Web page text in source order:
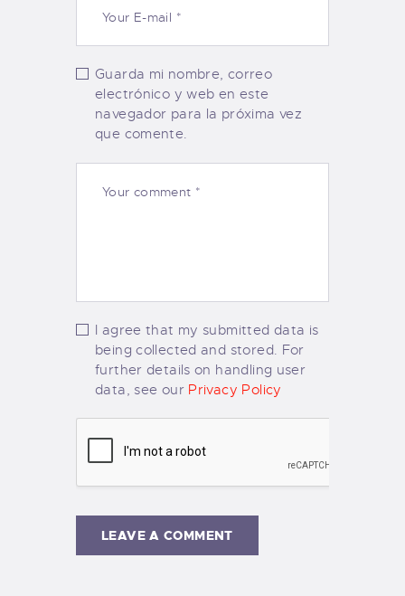
Guarda mi nombre, correo
electrónico y web en este
navegador para la próxima vez
que comente.
I agree that my submitted data is
being collected and stored. For
further details on handling user
data, see our Privacy Policy